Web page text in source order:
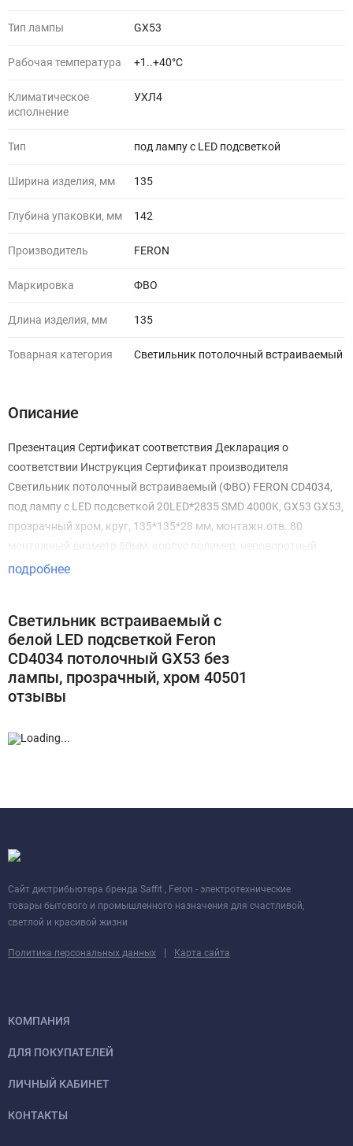
Тип лампы GX53
Рабочая температура +1..+40°C
Климатическое
исполнение
УХЛ4
Тип под лампу с LED подсветкой
Ширина изделия, мм 135
Глубина упаковки, мм 142
Производитель FERON
Маркировка ФВО
Длина изделия, мм 135
Товарная категория Светильник потолочный встраиваемый
Описание
Презентация Сертификат соответствия Декларация о
соответствии Инструкция Сертификат производителя
Светильник потолочный встраиваемый (ФВО) FERON CD4034,
под лампу с LED подсветкой 20LED*2835 SMD 4000K, GX53 GX53,
прозрачный хром, круг, 135*135*28 мм, монтажн.отв. 80
монтажный диаметр 80мм, корпус полимер, неповоротный
подробнее
Светильник встраиваемый с
белой LED подсветкой Feron
CD4034 потолочный GX53 без
лампы, прозрачный, хром 40501
отзывы
Cайт дистрибьютера бренда Saffit , Feron - электротехнические
товары бытового и промышленного назначения для счастливой,
светлой и красивой жизни
Политика персональных данных | Карта сайта
КОМПАНИЯ
ДЛЯ ПОКУПАТЕЛЕЙ
ЛИЧНЫЙ КАБИНЕТ
КОНТАКТЫ